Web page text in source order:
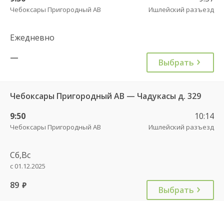
Чебоксары Пригородный АВ Ишлейский разъезд
Ежедневно
—
Выбрать
Чебоксары Пригородный АВ — Чадукасы д. 329
9:50
Чебоксары Пригородный АВ
10:14
Ишлейский разъезд
Сб,Вс
с 01.12.2025
89 руб. Выбрать